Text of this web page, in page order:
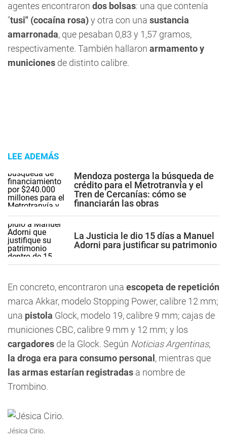
agentes encontraron dos bolsas: una que contenía
"tusi" (cocaína rosa)y otra con una sustancia
amarronada, que pesaban 0,83 y 1,57 gramos,
respectivamente. También hallaron armamento y
municiones de distinto calibre.
LEE ADEMÁS
Mendoza posterga la búsqueda de
crédito para el Metrotranvía y el
Tren de Cercanías: cómo se
financiarán las obras
La Justicia le dio 15 días a Manuel
Adorni para justificar su patrimonio
En concreto, encontraron una escopeta de repetición
marca Akkar, modelo Stopping Power, calibre 12 mm;
una pistola Glock, modelo 19, calibre 9 mm; cajas de
municiones CBC, calibre 9 mm y 12 mm; y los
cargadores de la Glock. Según Noticias Argentinas,
la droga era para consumo personal , mientras que
las armas estarían registradas a nombre de
Trombino.
Jésica Cirio.